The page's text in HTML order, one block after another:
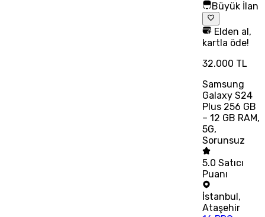
Büyük İlan
Elden al,
kartla öde!
32.000 TL
Samsung
Galaxy S24
Plus 256 GB
– 12 GB RAM,
5G,
Sorunsuz
5.0 Satıcı
Puanı
İstanbul,
Ataşehir